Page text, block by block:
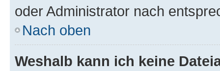
oder Administrator nach
Nach oben
Weshalb kann ich keine